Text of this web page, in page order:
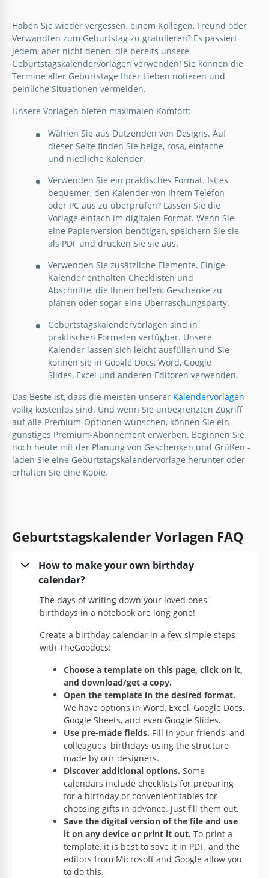
Druckbare einfache Büro
Geburtstagskalendervorlage
Google Docs
Der süße Geburtstagskalender-Template bringt
Freude und Organisation zusammen, was ihn zu
einem entzückenden und praktischen Werkzeug
macht, um Geburtstage im Auge zu behalten.
Google Slides
Mit unserem einfachen Geburtstagskalender-
Template benötigen Sie keine zusätzlichen
Werkzeuge, um die Geburtstage Ihrer Verwandten
Google Docs
Haben Sie wieder vergessen, einem Kollegen, Freund oder
Verwandten zum Geburtstag zu gratulieren? Es passiert
jedem, aber nicht denen, die bereits unsere
Geburtstagskalendervorlagen verwenden! Sie können die
Termine aller Geburtstage Ihrer Lieben notieren und
peinliche Situationen vermeiden.
Unsere Vorlagen bieten maximalen Komfort:
Wählen Sie aus Dutzenden von Designs. Auf
dieser Seite finden Sie beige, rosa, einfache
und niedliche Kalender.
Verwenden Sie ein praktisches Format. Ist es
bequemer, den Kalender von Ihrem Telefon
oder PC aus zu überprüfen? Lassen Sie die
Vorlage einfach im digitalen Format. Wenn Sie
eine Papierversion benötigen, speichern Sie sie
als PDF und drucken Sie sie aus.
Verwenden Sie zusätzliche Elemente. Einige
Kalender enthalten Checklisten und
Abschnitte, die Ihnen helfen, Geschenke zu
planen oder sogar eine Überraschungsparty.
Geburtstagskalendervorlagen sind in
praktischen Formaten verfügbar. Unsere
Kalender lassen sich leicht ausfüllen und Sie
können sie in Google Docs, Word, Google
Slides, Excel und anderen Editoren verwenden.
Das Beste ist, dass die meisten unserer Kalendervorlagen
völlig kostenlos sind. Und wenn Sie unbegrenzten Zugriff
auf alle Premium-Optionen wünschen, können Sie ein
günstiges Premium-Abonnement erwerben. Beginnen Sie
noch heute mit der Planung von Geschenken und Grüßen -
laden Sie eine Geburtstagskalendervorlage herunter oder
erhalten Sie eine Kopie.
Geburtstagskalender Vorlagen FAQ
How to make your own birthday
calendar?
The days of writing down your loved ones'
birthdays in a notebook are long gone!
Create a birthday calendar in a few simple steps
with TheGoodocs:
Choose a template on this page, click on it,
and download/get a copy.
Open the template in the desired format.
We have options in Word, Excel, Google Docs,
Google Sheets, and even Google Slides.
Use pre-made fields. Fill in your friends' and
colleagues' birthdays using the structure
made by our designers.
Discover additional options. Some
calendars include checklists for preparing
for a birthday or convenient tables for
choosing gifts in advance. Just fill them out.
Save the digital version of the file and use
it on any device or print it out. To print a
template, it is best to save it in PDF, and the
editors from Microsoft and Google allow you
to do this.